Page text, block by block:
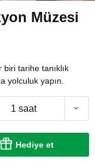
Müzesi
tarihe tanıklık
yolculuk yapın.
1 saat
Hediye et